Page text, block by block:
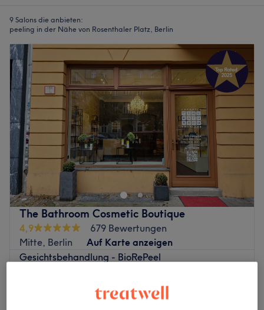
9 Salons die anbieten:
peeling in der Nähe von Rosenthaler Platz, Berlin
The Bathroom Cosmetic Boutique
4,9
679 Bewertungen
Mitte, Berlin
Auf Karte anzeigen
Gesichtsbehandlung - BioRePeel